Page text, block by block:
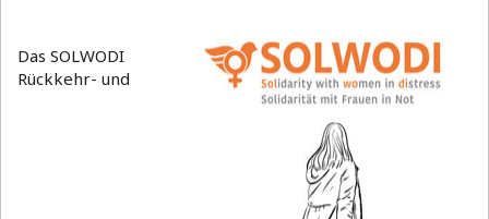
Das SOLWODI
Rückkehr- und